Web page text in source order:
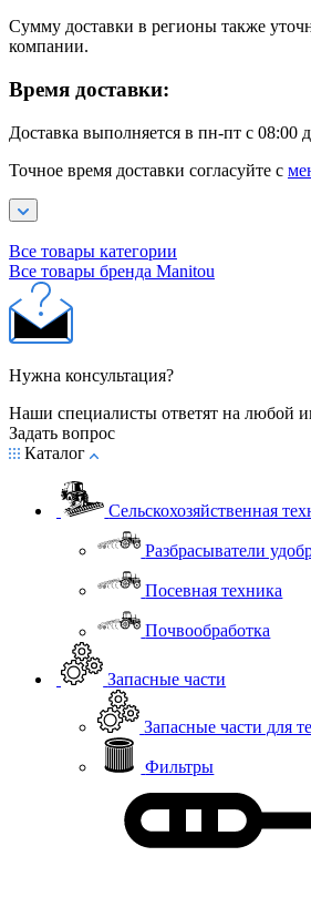
Сумму доставки в регионы также
компании.
Время доставки:
Доставка выполняется в пн-пт с 08:00
Точное время доставки согласуйте с
Все товары категории
Все товары бренда Manitou
Нужна консультация?
Наши специалисты ответят на любой
Задать вопрос
Каталог
Сельскохозяйственная
Разбрасыватели
Посевная техника
Почвообработка
Запасные части
Запасные части для
Фильтры